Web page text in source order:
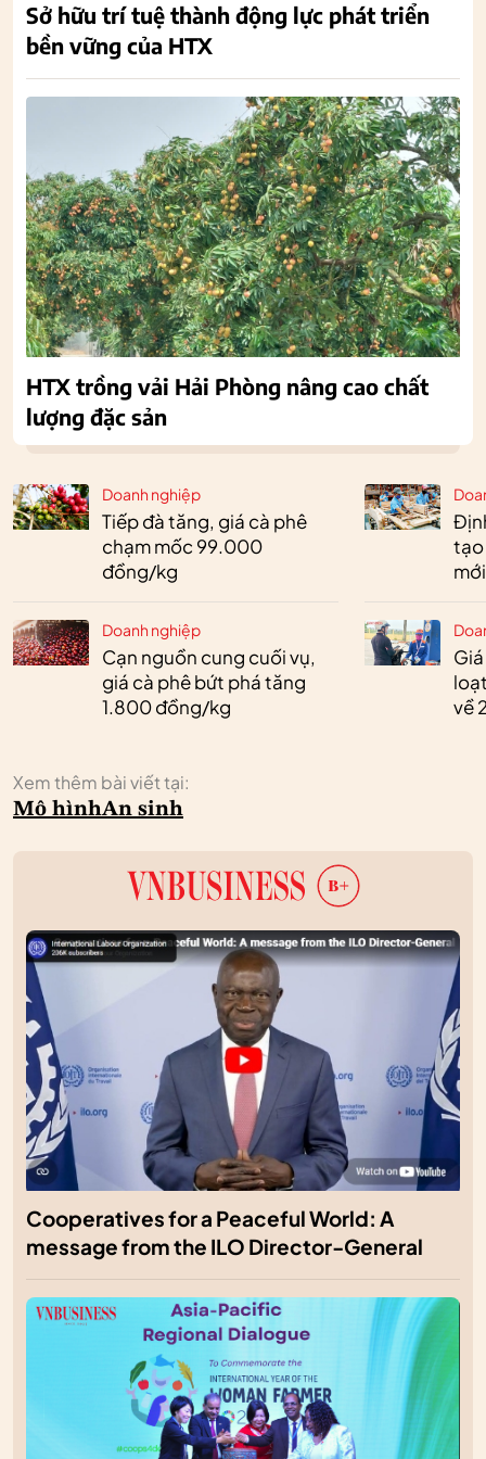
Doanh nghiệp
Tiếp đà tăng, giá cà phê
chạm mốc 99.000
đồng/kg
Doanh nghiệp
Cạn nguồn cung cuối vụ,
giá cà phê bứt phá tăng
1.800 đồng/kg
tạo
về
Xem thêm bài viết tại:
Mô hìnhAn sinh
Sở hữu trí tuệ thành động lực phát triển
bền vững của HTX
HTX trồng vải Hải Phòng nâng cao chất
lượng đặc sản
Cooperatives for a Peaceful World: A
message from the ILO Director-General